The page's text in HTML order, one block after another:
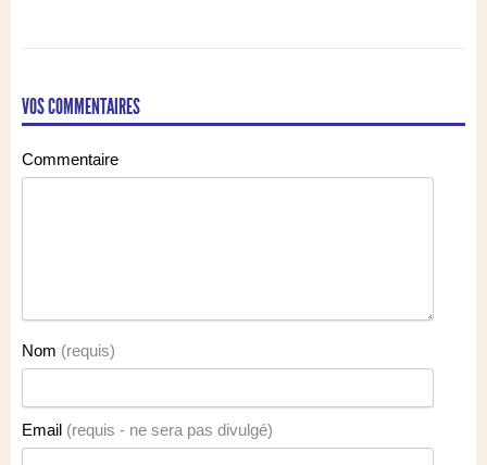
VOS COMMENTAIRES
Commentaire
Nom (requis)
Email (requis - ne sera pas divulgé)